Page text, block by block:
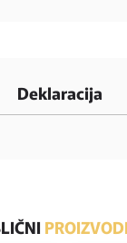
Deklaracija
PROIZVODI